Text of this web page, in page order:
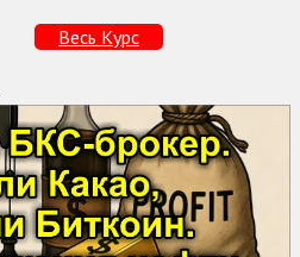
Весь Курс